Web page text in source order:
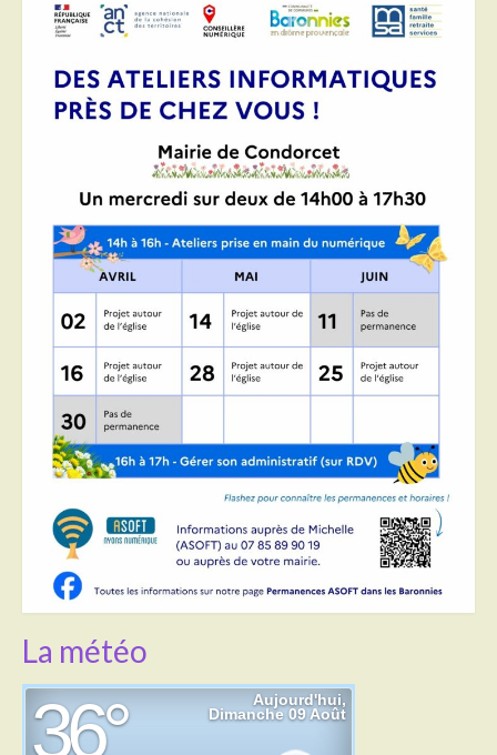
Infos utiles
Service des eaux
Environnement
Transport
Cimetière
Culte
Correspondants de presse
LE BRULAGE DES VEGETAUX
DECHETS VERTS
La météo